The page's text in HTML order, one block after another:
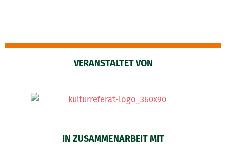
VERANSTALTET VON
IN ZUSAMMENARBEIT MIT